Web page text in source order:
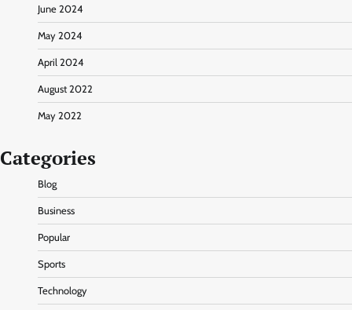
June 2024
May 2024
April 2024
August 2022
May 2022
Categories
Blog
Business
Popular
Sports
Technology